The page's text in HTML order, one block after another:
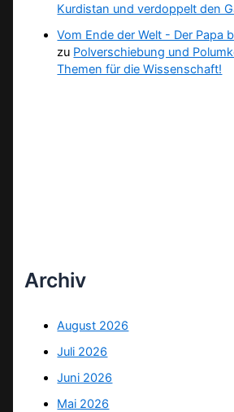
Kurdistan und verdoppelt den
Vom Ende der Welt - Der Papa
zu Polverschiebung und
Themen für die Wissenschaft!
Archiv
August 2026
Juli 2026
Juni 2026
Mai 2026